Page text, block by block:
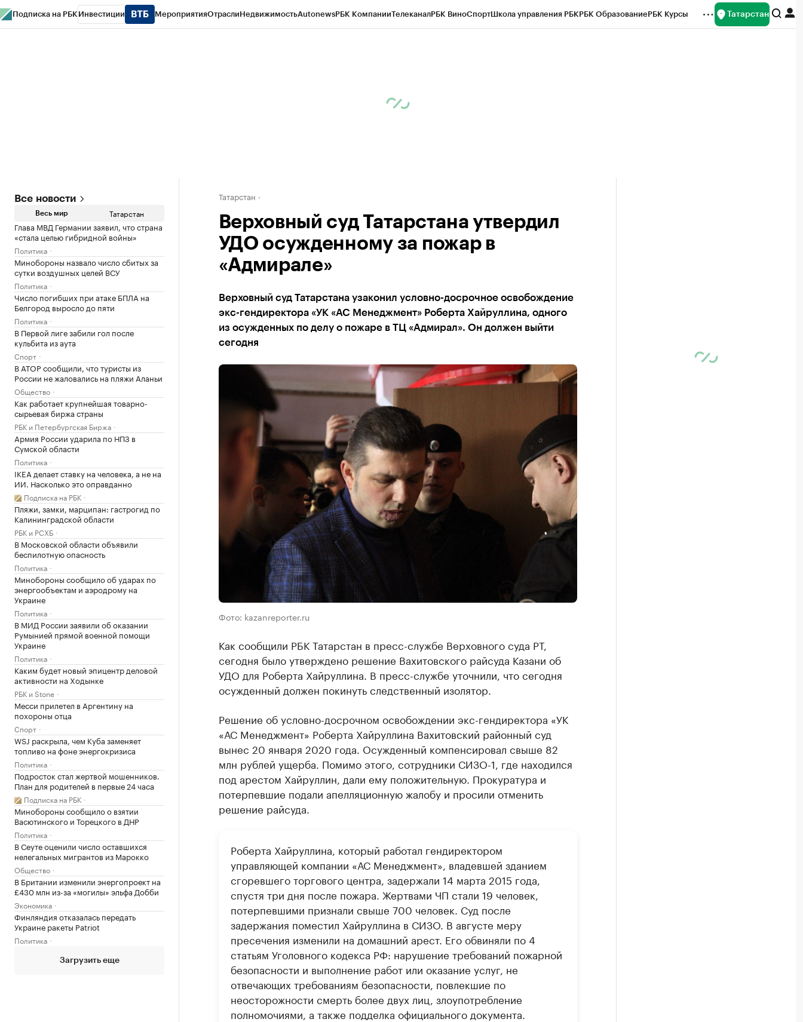
Подписка на РБК Инвестиции МероприятияОтраслиНедвижимостьAutonewsРБК КомпанииТелеканалРБК ВиноСпортШкола управления РБКРБК ОбразованиеРБК Курсы Татарстан
Все новости
Весь мир Татарстан
Глава МВД Германии заявил, что страна
«стала целью гибридной войны»
Политика
Минобороны назвало число сбитых за
сутки воздушных целей ВСУ
Политика
Число погибших при атаке БПЛА на
Белгород выросло до пяти
Политика
В Первой лиге забили гол после
кульбита из аута
Спорт
В АТОР сообщили, что туристы из
России не жаловались на пляжи Аланьи
Общество
Как работает крупнейшая товарно-
сырьевая биржа страны
РБК и Петербургская Биржа
Армия России ударила по НПЗ в
Сумской области
Политика
IKEA делает ставку на человека, а не на
ИИ. Насколько это оправданно
Подписка на РБК
Пляжи, замки, марципан: гастрогид по
Калининградской области
РБК и РСХБ
В Московской области объявили
беспилотную опасность
Политика
Минобороны сообщило об ударах по
энергообъектам и аэродрому на
Украине
Политика
В МИД России заявили об оказании
Румынией прямой военной помощи
Украине
Политика
Каким будет новый эпицентр деловой
активности на Ходынке
РБК и Stone
Месси прилетел в Аргентину на
похороны отца
Спорт
WSJ раскрыла, чем Куба заменяет
топливо на фоне энергокризиса
Политика
Подросток стал жертвой мошенников.
План для родителей в первые 24 часа
Подписка на РБК
Минобороны сообщило о взятии
Васютинского и Торецкого в ДНР
Политика
В Сеуте оценили число оставшихся
нелегальных мигрантов из Марокко
Общество
В Британии изменили энергопроект на
£430 млн из-за «могилы» эльфа Добби
Экономика
Финляндия отказалась передать
Украине ракеты Patriot
Политика
Загрузить еще
Татарстан
Верховный суд Татарстана утвердил
УДО осужденному за пожар в
«Адмирале»
Верховный суд Татарстана узаконил условно-досрочное освобождение
экс-гендиректора «УК «АС Менеджмент» Роберта Хайруллина, одного
из осужденных по делу о пожаре в ТЦ «Адмирал». Он должен выйти
сегодня
Фото: kazanreporter.ru
Как сообщили РБК Татарстан в пресс-службе Верховного суда РТ,
сегодня было утверждено решение Вахитовского райсуда Казани об
УДО для Роберта Хайруллина. В пресс-службе уточнили, что сегодня
осужденный должен покинуть следственный изолятор.
Решение об условно-досрочном освобождении экс-гендиректора «УК
«АС Менеджмент» Роберта Хайруллина Вахитовский районный суд
вынес 20 января 2020 года. Осужденный компенсировал свыше 82
млн рублей ущерба. Помимо этого, сотрудники СИЗО-1, где находился
под арестом Хайруллин, дали ему положительную. Прокуратура и
потерпевшие подали апелляционную жалобу и просили отменить
решение райсуда.
Роберта Хайруллина, который работал гендиректором
управляющей компании «АС Менеджмент», владевшей зданием
сгоревшего торгового центра, задержали 14 марта 2015 года,
спустя три дня после пожара. Жертвами ЧП стали 19 человек,
потерпевшими признали свыше 700 человек. Суд после
задержания поместил Хайруллина в СИЗО. В августе меру
пресечения изменили на домашний арест. Его обвиняли по 4
статьям Уголовного кодекса РФ: нарушение требований пожарной
безопасности и выполнение работ или оказание услуг, не
отвечающих требованиям безопасности, повлекшие по
неосторожности смерть более двух лиц, злоупотребление
полномочиями, а также подделка официального документа.